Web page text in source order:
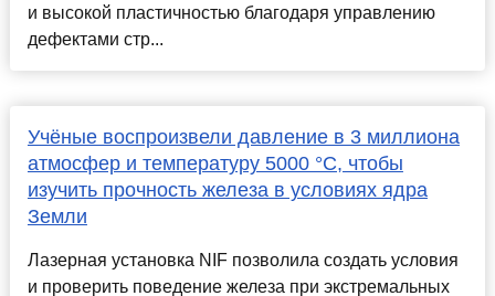
и высокой пластичностью благодаря управлению
дефектами стр...
Учёные воспроизвели давление в 3 миллиона
атмосфер и температуру 5000 °C, чтобы
изучить прочность железа в условиях ядра
Земли
Лазерная установка NIF позволила создать условия
и проверить поведение железа при экстремальных